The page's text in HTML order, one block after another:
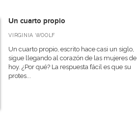
Un cuarto propio
VIRGINIA WOOLF
Un cuarto propio, escrito hace casi un siglo,
sigue llegando al corazón de las mujeres de
hoy. ¿Por qué? La respuesta fácil es que su
protes...